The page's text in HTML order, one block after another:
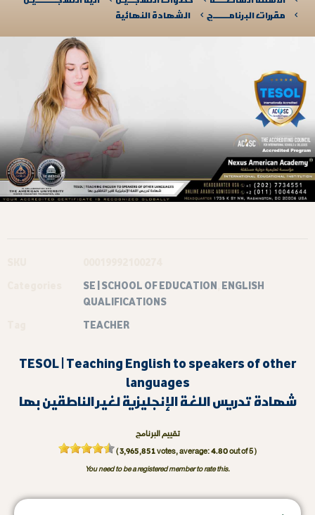
مقررات البرنامـــــــج
الشهادة النهائية
SE | SCHOOL OF EDUCATION ENGLISH
QUALIFICATIONS
TEACHER
TESOL | Teaching English to speakers of other
languages
شهادة تدريس اللغة الإنجليزية لغير الناطقين بها
تقييم البرنامج
(3,965,851votes, average:4.80out of 5 )
You need to be a registered member to rate this.